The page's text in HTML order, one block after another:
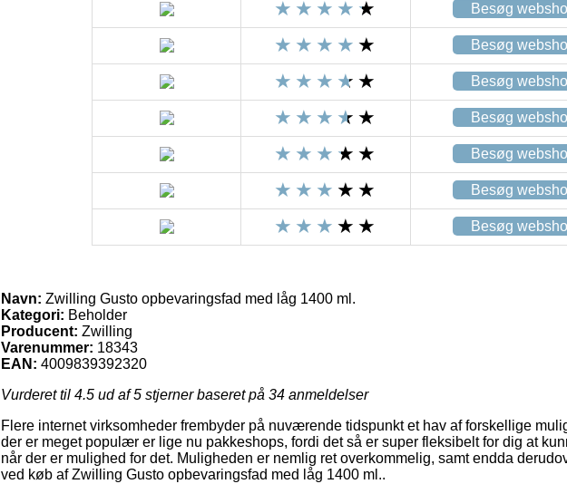
Besøg
Besøg
Besøg
Besøg
Besøg
Besøg
Besøg
Navn: Zwilling Gusto opbevaringsfad med låg 1400 ml.
Kategori: Beholder
Producent: Zwilling
Varenummer: 18343
EAN: 4009839392320
Vurderet til 4.5 ud af 5 stjerner baseret på 34 anmeldelser
Flere internet virksomheder frembyder på nuværende tidspunkt et hav af forskellige
der er meget populær er lige nu pakkeshops, fordi det så er super fleksibelt for dig at
når der er mulighed for det. Muligheden er nemlig ret overkommelig, samt endda
ved køb af Zwilling Gusto opbevaringsfad med låg 1400 ml..